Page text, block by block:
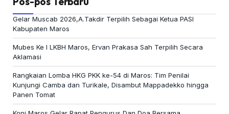
Gelar Muscab 2026,A.Takdir Terpilih Sebagai Ketua PASI
Kabupaten Maros
Mubes Ke I LKBH Maros, Ervan Prakasa Sah Terpilih Secara
Aklamasi
Rangkaian Lomba HKG PKK ke-54 di Maros: Tim Penilai
Kunjungi Camba dan Turikale, Disambut Mappadekko hingga
Panen Tomat